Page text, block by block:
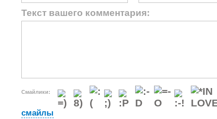
Текст вашего комментария:
Смайлики:
смайлы